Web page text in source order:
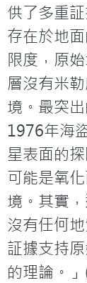
供了多重
存在於地
限度，原
層沒有米
境。最突
1976年海
星表面的
可能是氧
境。其實
沒有任何
証據支持
的理論。